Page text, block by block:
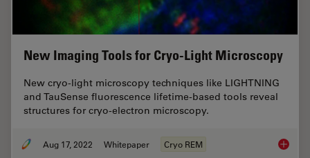
New Imaging Tools for Cryo-Light Microscopy
New cryo-light microscopy techniques like LIGHTNING
and TauSense fluorescence lifetime-based tools reveal
structures for cryo-electron microscopy.
Aug 17, 2022 Whitepaper Cryo REM New